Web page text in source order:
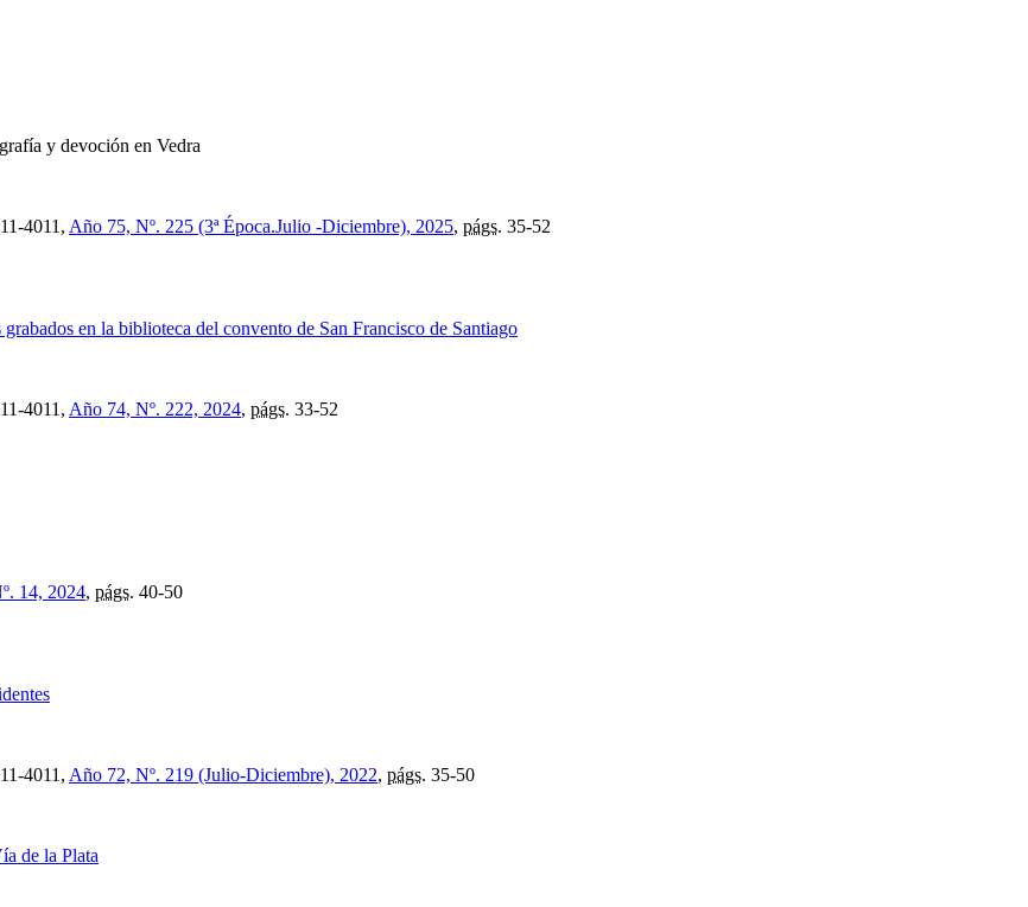
y devoción en Vedra
4011, Año 75, Nº. 225 (3ª Época.Julio -Diciembre), 2025, págs. 35-52
en la biblioteca del convento de San Francisco de Santiago
4011, Año 74, Nº. 222, 2024, págs. 33-52
14, 2024, págs. 40-50
4011, Año 72, Nº. 219 (Julio-Diciembre), 2022, págs. 35-50
de la Plata